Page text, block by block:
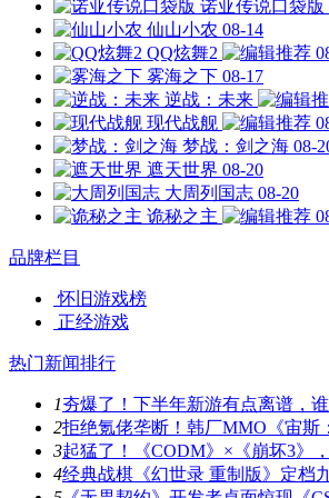
诺亚传说口袋版
仙山小农 08-14
QQ炫舞2
雾海之下 08-17
逆战：未来
现代战舰
梦战：剑之海 08-
遮天世界 08-20
大周列国志 08-20
诡秘之主
品牌栏目
怀旧游戏榜
正经游戏
热门新闻排行
1夯爆了！下半年新游有点离谱，
2拒绝氪佬垄断！韩厂MMO《宙斯
3起猛了！《CODM》×《崩坏3》
4经典战棋《幻世录 重制版》定档